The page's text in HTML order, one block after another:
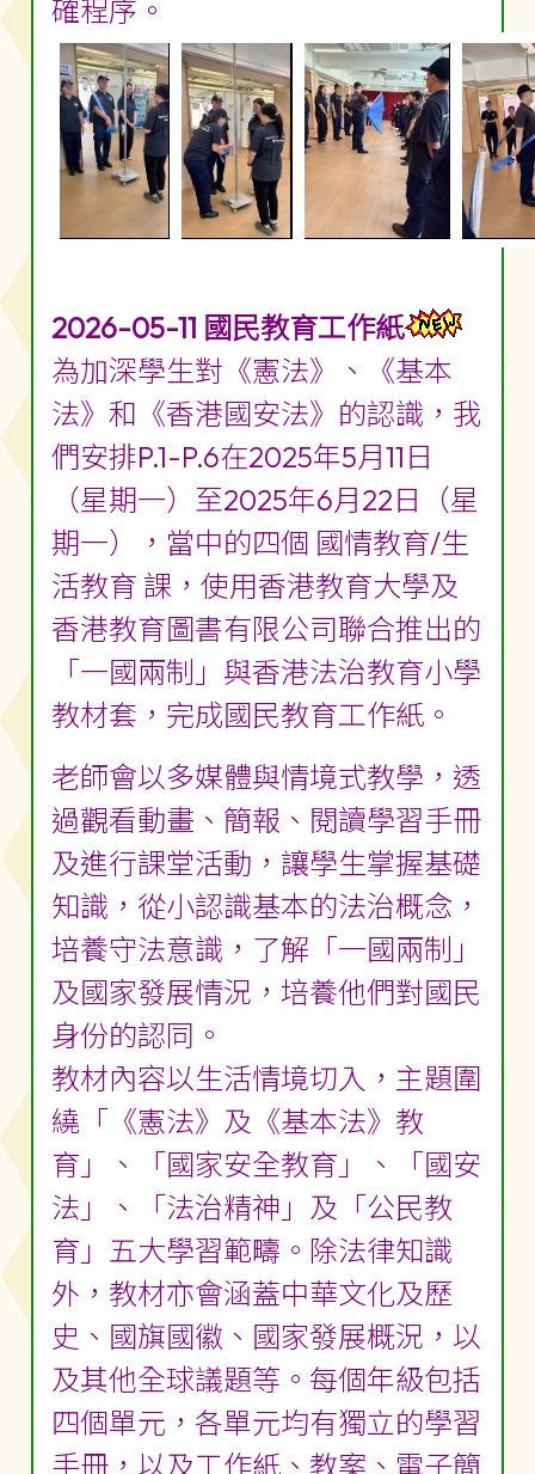
確程序。
2026-05-11 國民教育工作紙
為加深學生對《憲法》、《基本
法》和《香港國安法》的認識，我
們安排P.1-P.6在2025年5月11日
（星期一）至2025年6月22日（星
期一），當中的四個 國情教育/生
活教育 課，使用香港教育大學及
香港教育圖書有限公司聯合推出的
「一國兩制」與香港法治教育小學
教材套，完成國民教育工作紙。
老師會以多媒體與情境式教學，透
過觀看動畫、簡報、閱讀學習手冊
及進行課堂活動，讓學生掌握基礎
知識，從小認識基本的法治概念，
培養守法意識，了解「一國兩制」
及國家發展情況，培養他們對國民
身份的認同。
教材內容以生活情境切入，主題圍
繞「《憲法》及《基本法》教
育」、「國家安全教育」、「國安
法」、「法治精神」及「公民教
育」五大學習範疇。除法律知識
外，教材亦會涵蓋中華文化及歷
史、國旗國徽、國家發展概況，以
及其他全球議題等。每個年級包括
四個單元，各單元均有獨立的學習
手冊，以及工作紙、教案、電子簡